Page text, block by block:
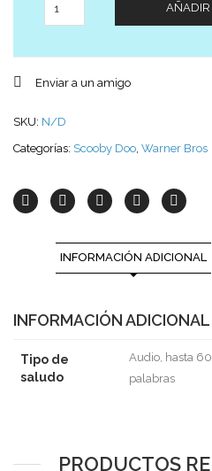
AÑADIR
Enviar a un amigo
SKU: N/D
Categorías: Scooby Doo, Warner Bros
INFORMACIÓN ADICIONAL
INFORMACIÓN ADICIONAL
Tipo de
saludo
Audio, hasta
palabras
PRODUCTOS